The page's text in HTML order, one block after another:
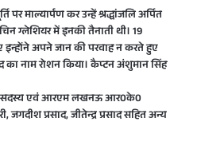
माल्यार्पण कर उन्हें श्रद्धांजलि अर्पित
ग्लेशियर में इनकी तैनाती थी। 19
अपने जान की परवाह न करते हुए
का नाम रोशन किया। कैप्टन अंशुमान सिंह
सदस्य एवं आरएम लखनऊ आर0के0
प्रसाद, जीतेन्द्र प्रसाद सहित अन्य